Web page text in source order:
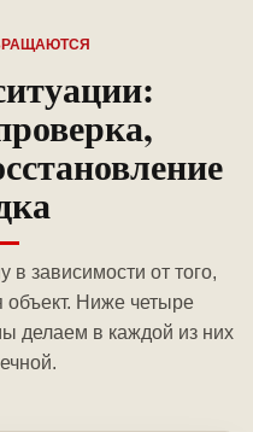
в зависимости от того,
объект. Ниже четыре
делаем в каждой из них